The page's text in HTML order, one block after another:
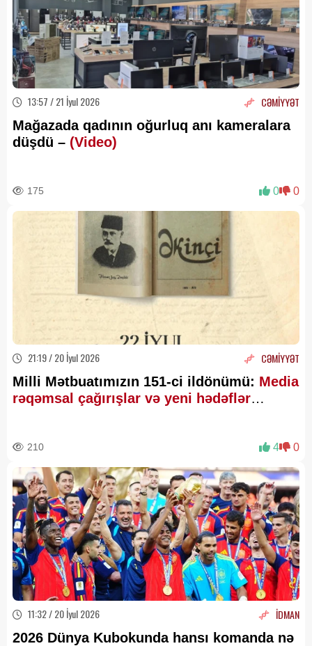
13:57 / 21 İyul 2026 CƏMİYYƏT
Mağazada qadının oğurluq anı kameralara
düşdü – (Video)
175 0 0
21:19 / 20 İyul 2026 CƏMİYYƏT
Milli Mətbuatımızın 151-ci ildönümü: Media
rəqəmsal çağırışlar və yeni hədəflər
210 4 0
11:32 / 20 İyul 2026 İDMAN
2026 Dünya Kubokunda hansı komanda nə